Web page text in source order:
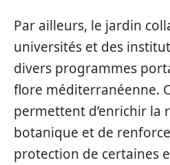
Par ailleurs, le jardin
universités et des
divers programmes
flore méditerranéenne.
permettent d’enrichir la
botanique et de
protection de certaines